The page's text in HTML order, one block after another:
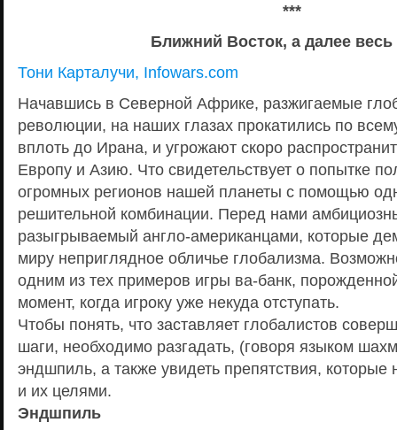
***
Ближний Восток, а далее
Тони Карталучи, Infowars.com
Начавшись в Северной Африке, разжигаемые
революции, на наших глазах прокатились по
вплоть до Ирана, и угрожают скоро
Европу и Азию. Что свидетельствует о попытке
огромных регионов нашей планеты с помощью
решительной комбинации. Перед нами
разыгрываемый англо-американцами, которые
миру неприглядное обличье глобализма.
одним из тех примеров игры ва-банк,
момент, когда игроку уже некуда отступать.
Чтобы понять, что заставляет глобалистов
шаги, необходимо разгадать, (говоря языком
эндшпиль, а также увидеть препятствия,
и их целями.
Эндшпиль